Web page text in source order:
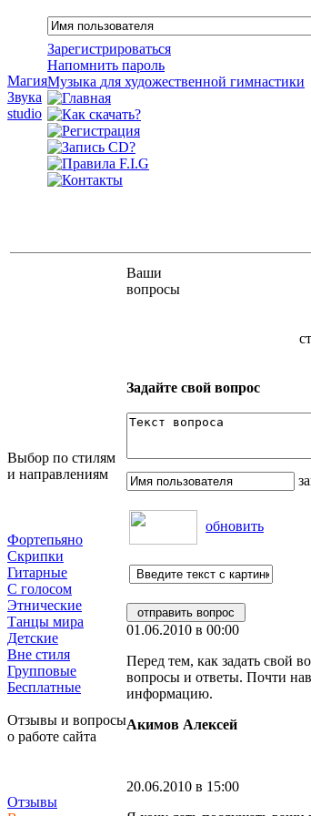
Магия
Звука
studio
Зарегистрироваться
Напомнить пароль
Музыка для художественной гимнастики
Выбор по стилям
и направлениям
Фортепьяно
Скрипки
Гитарные
С голосом
Этнические
Танцы мира
Детские
Вне стиля
Групповые
Бесплатные
Отзывы и вопросы
о работе сайта
Отзывы
Ваши
вопросы
Задайте свой вопрос
обновить
01.06.2010 в 00:00
Перед тем, как задать свой
вопросы и ответы. Почти
информацию.
Акимов Алексей
20.06.2010 в 15:00